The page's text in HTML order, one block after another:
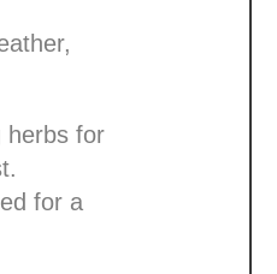
herbs for
for a